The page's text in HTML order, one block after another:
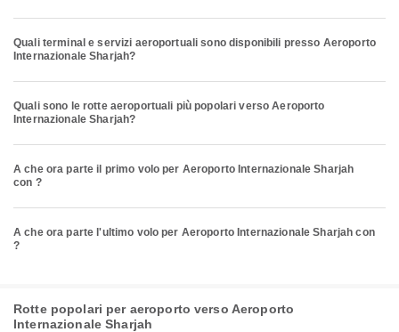
Quali terminal e servizi aeroportuali sono disponibili presso Aeroporto
Internazionale Sharjah?
Quali sono le rotte aeroportuali più popolari verso Aeroporto
Internazionale Sharjah?
A che ora parte il primo volo per Aeroporto Internazionale Sharjah
con ?
A che ora parte l'ultimo volo per Aeroporto Internazionale Sharjah con
?
Rotte popolari per aeroporto verso Aeroporto
Internazionale Sharjah